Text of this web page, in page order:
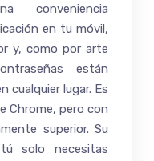
conveniencia
en tu móvil,
y, como por arte
están
cualquier lugar. Es
Chrome, pero con
superior. Su
solo necesitas